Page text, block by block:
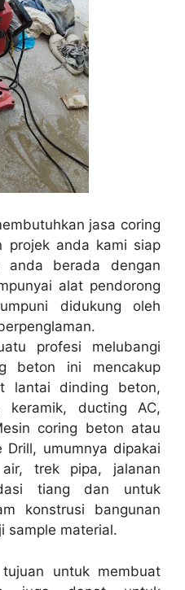
jasa coring
projek anda kami siap
anda berada dengan
alat pendorong
didukung oleh
profesi melubangi
beton ini mencakup
lantai dinding beton,
keramik, ducting AC,
coring beton atau
umumnya dipakai
trek pipa, jalanan
tiang dan untuk
konstrusi bangunan
sample material.
untuk membuat